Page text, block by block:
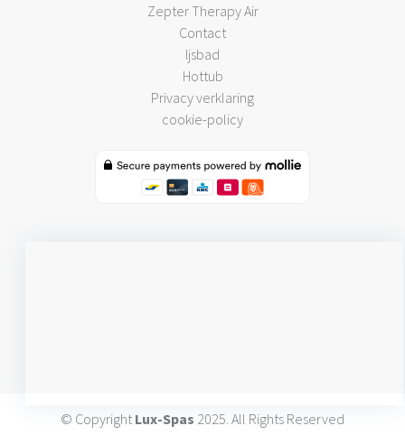
Zepter Therapy Air
Contact
Ijsbad
Hottub
Privacy verklaring
cookie-policy
© Copyright Lux-Spas 2025. All Rights Reserved